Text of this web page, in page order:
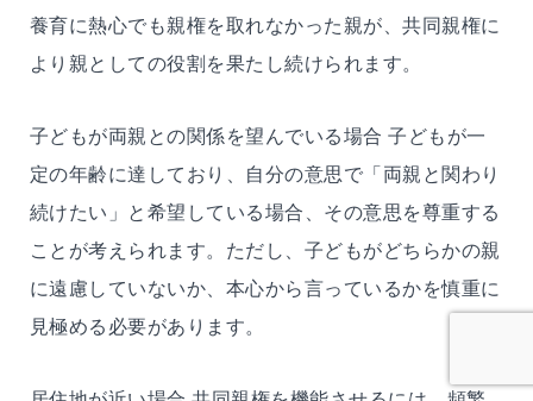
養育に熱心でも親権を取れなかった親が、共同親権に
より親としての役割を果たし続けられます。
子どもが両親との関係を望んでいる場合 子どもが一
定の年齢に達しており、自分の意思で「両親と関わり
続けたい」と希望している場合、その意思を尊重する
ことが考えられます。ただし、子どもがどちらかの親
に遠慮していないか、本心から言っているかを慎重に
見極める必要があります。